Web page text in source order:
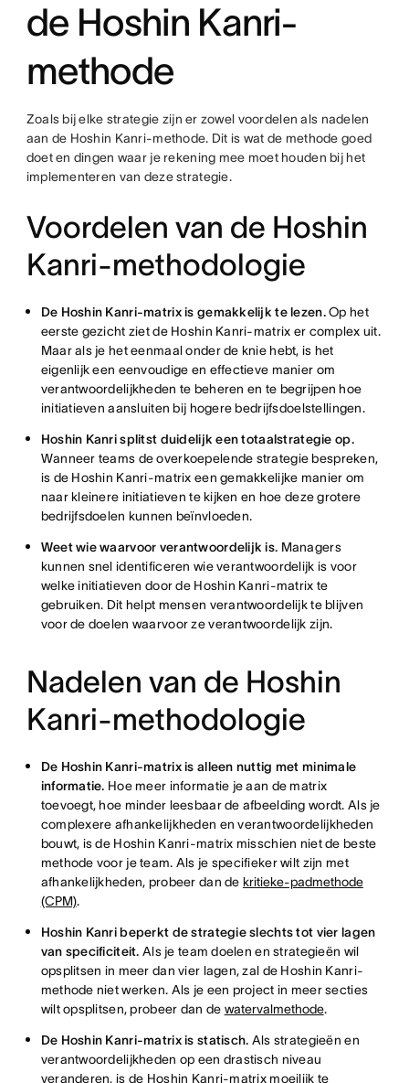
de Hoshin Kanri-
methode
Zoals bij elke strategie zijn er zowel voordelen als nadelen
aan de Hoshin Kanri-methode. Dit is wat de methode goed
doet en dingen waar je rekening mee moet houden bij het
implementeren van deze strategie.
Voordelen van de Hoshin
Kanri-methodologie
De Hoshin Kanri-matrix is gemakkelijk te lezen.Op het
eerste gezicht ziet de Hoshin Kanri-matrix er complex uit.
Maar als je het eenmaal onder de knie hebt, is het
eigenlijk een eenvoudige en effectieve manier om
verantwoordelijkheden te beheren en te begrijpen hoe
initiatieven aansluiten bij hogere bedrijfsdoelstellingen.
Hoshin Kanri splitst duidelijk een totaalstrategie op.
Wanneer teams de overkoepelende strategie bespreken,
is de Hoshin Kanri-matrix een gemakkelijke manier om
naar kleinere initiatieven te kijken en hoe deze grotere
bedrijfsdoelen kunnen beïnvloeden.
Weet wie waarvoor verantwoordelijk is. Managers
kunnen snel identificeren wie verantwoordelijk is voor
welke initiatieven door de Hoshin Kanri-matrix te
gebruiken. Dit helpt mensen verantwoordelijk te blijven
voor de doelen waarvoor ze verantwoordelijk zijn.
Nadelen van de Hoshin
Kanri-methodologie
De Hoshin Kanri-matrix is alleen nuttig met minimale
informatie. Hoe meer informatie je aan de matrix
toevoegt, hoe minder leesbaar de afbeelding wordt. Als je
complexere afhankelijkheden en verantwoordelijkheden
bouwt, is de Hoshin Kanri-matrix misschien niet de beste
methode voor je team. Als je specifieker wilt zijn met
afhankelijkheden, probeer dan de kritieke-padmethode
(CPM).
Hoshin Kanri beperkt de strategie slechts tot vier lagen
van specificiteit. Als je team doelen en strategieën wil
opsplitsen in meer dan vier lagen, zal de Hoshin Kanri-
methode niet werken. Als je een project in meer secties
wilt opsplitsen, probeer dan de watervalmethode.
De Hoshin Kanri-matrix is statisch. Als strategieën en
verantwoordelijkheden op een drastisch niveau
veranderen, is de Hoshin Kanri-matrix moeilijk te